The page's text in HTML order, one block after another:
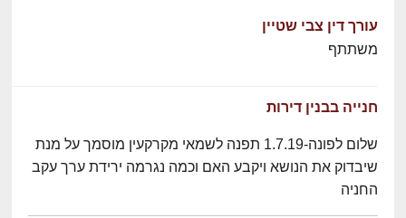
עורך דין צבי שטיין
משתתף
חנייה בבנין דירות
שלום לפונה-1.7.19 תפנה לשמאי מקרקעין מוסמך על מנת
שיבדוק את הנושא ויקבע האם וכמה נגרמה ירידת ערך עקב
החניה